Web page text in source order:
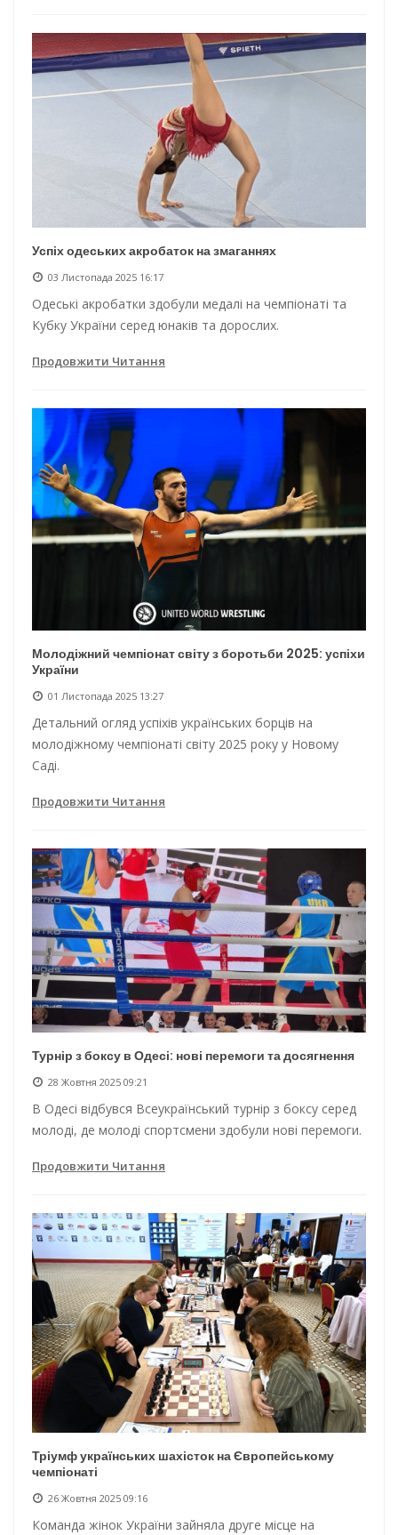
Успіх одеських акробаток на змаганнях
03 Листопада 2025 16:17
Одеські акробатки здобули медалі на чемпіонаті та
Кубку України серед юнаків та дорослих.
Продовжити Читання
Молодіжний чемпіонат світу з боротьби 2025: успіхи
України
01 Листопада 2025 13:27
Детальний огляд успіхів українських борців на
молодіжному чемпіонаті світу 2025 року у Новому
Саді.
Продовжити Читання
Турнір з боксу в Одесі: нові перемоги та досягнення
28 Жовтня 2025 09:21
В Одесі відбувся Всеукраїнський турнір з боксу серед
молоді, де молоді спортсмени здобули нові перемоги.
Продовжити Читання
Тріумф українських шахісток на Європейському
чемпіонаті
26 Жовтня 2025 09:16
Команда жінок України зайняла друге місце на